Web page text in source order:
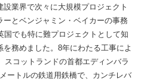
業界で次々に大規模プロジェクト
とベンジャミン・ベイカーの事務
国でも特に難プロジェクトとして知
務めました。8年にわたる工事によ
スコットランドの首都エディンバラ
ートルの鉄道用鉄橋で、カンチレバ